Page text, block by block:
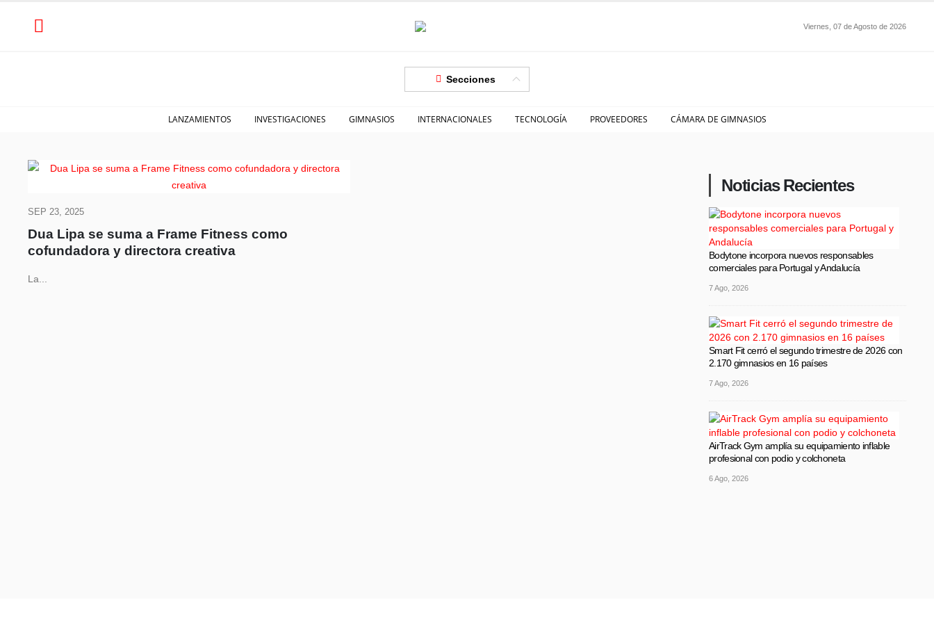
Viernes, 07 de Agosto de 2026
Secciones
LANZAMIENTOS INVESTIGACIONES GIMNASIOS INTERNACIONALES TECNOLOGÍA PROVEEDORES CÁMARA DE GIMNASIOS
SEP 23, 2025
Dua Lipa se suma a Frame Fitness como
cofundadora y directora creativa
La...
Noticias Recientes
Bodytone incorpora nuevos responsables
comerciales para Portugal y Andalucía
7 Ago, 2026
Smart Fit cerró el segundo trimestre de 2026 con
2.170 gimnasios en 16 países
7 Ago, 2026
AirTrack Gym amplía su equipamiento inflable
profesional con podio y colchoneta
6 Ago, 2026